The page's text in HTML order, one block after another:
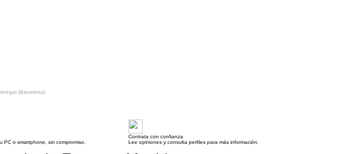
(Barcelona)
o smartphone, sin compromiso.
Contrata con confianza
Lee opiniones y consulta perfiles para más información.